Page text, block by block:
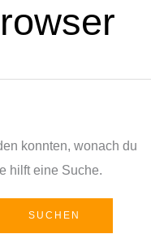
konnten, wonach du
hilft eine Suche.